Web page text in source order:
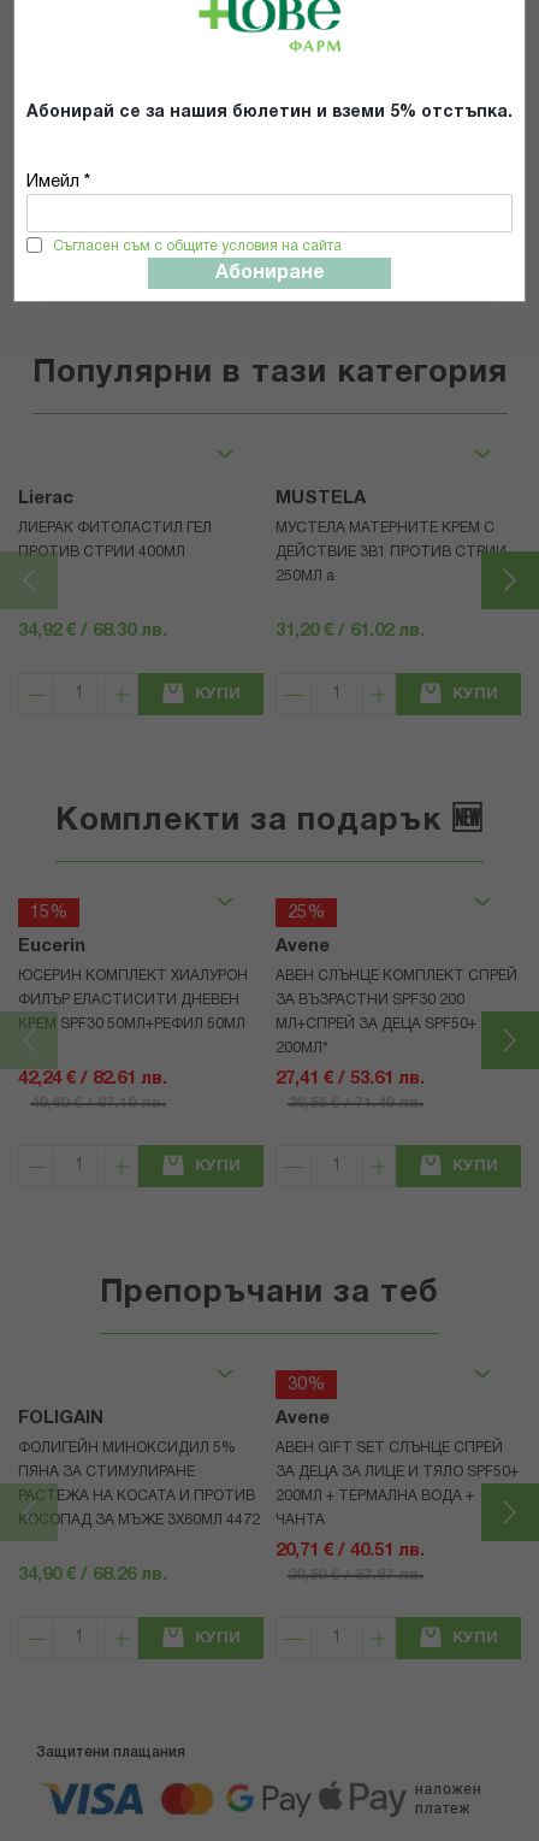
Абонирай се за нашия бюлетин и вземи 5% отстъпка.
Имейл *
Съгласен съм с общите условия на сайта
Абониране
Препоръчвам продукта
поверителност *
Популярни в тази категория
Lierac
ЛИЕРАК ФИТОЛАСТИЛ ГЕЛ
ПРОТИВ СТРИИ 400МЛ
34,92 € / 68.30 лв.
КУПИ
MUSTELA
МУСТЕЛА МАТЕРНИТЕ КРЕМ С
ДЕЙСТВИЕ 3В1 ПРОТИВ СТРИИ
250МЛ а
31,20 € / 61.02 лв.
КУПИ
Комплекти за подарък 🆕
15%
Eucerin
ЮСЕРИН КОМПЛЕКТ ХИАЛУРОН
ФИЛЪР ЕЛАСТИСИТИ ДНЕВЕН
КРЕМ SPF30 50МЛ+РЕФИЛ 50МЛ
42,24 € / 82.61 лв.
49,69 € / 97.19 лв.
КУПИ
25%
Avene
АВЕН СЛЪНЦЕ КОМПЛЕКТ СПРЕЙ
ЗА ВЪЗРАСТНИ SPF30 200
МЛ+СПРЕЙ ЗА ДЕЦА SPF50+
200МЛ*
27,41 € / 53.61 лв.
36,55 € / 71.49 лв.
КУПИ
Препоръчани за теб
FOLIGAIN
ФОЛИГЕЙН МИНОКСИДИЛ 5%
ПЯНА ЗА СТИМУЛИРАНЕ
РАСТЕЖА НА КОСАТА И ПРОТИВ
КОСОПАД ЗА МЪЖЕ 3X60МЛ 4472
34,90 € / 68.26 лв.
КУПИ
30%
Avene
АВЕН GIFT SET СЛЪНЦЕ СПРЕЙ
ЗА ДЕЦА ЗА ЛИЦЕ И ТЯЛО SPF50+
200МЛ + ТЕРМАЛНА ВОДА +
ЧАНТА
20,71 € / 40.51 лв.
29,59 € / 57.87 лв.
КУПИ
Защитени плащания